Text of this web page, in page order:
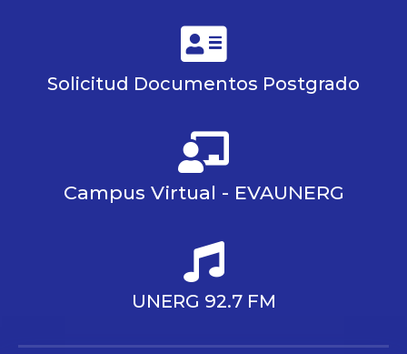
Solicitud Documentos Postgrado
Campus Virtual - EVAUNERG
UNERG 92.7 FM